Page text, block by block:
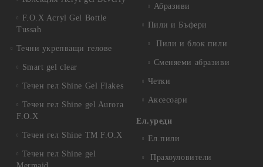
F.O.X Acryl Gel Bottle
Tussah
Течни укрепващи гелове
Smart gel clear
Течен гел Shine Gel Flakes
Течен гел Shine gel Aurora
F.O.X
Течен гел Shine TM F.O.X
Течен гел Shine gel
Абразиви
Пили и Бъфери
Пили и блок пили
Сменяеми абразиви
Четки
Аксесоари
Ел.уреди
Ел.пили
Прахоуловители